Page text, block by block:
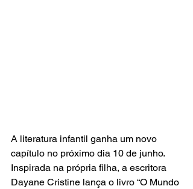
A literatura infantil ganha um novo
capítulo no próximo dia 10 de junho.
Inspirada na própria filha, a escritora
Dayane Cristine lança o livro “O Mundo